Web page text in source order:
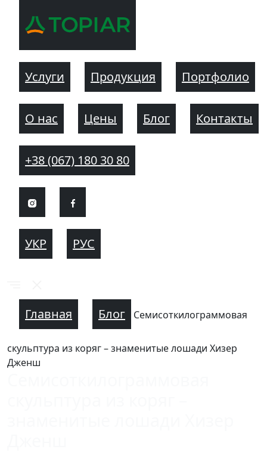
Услуги Продукция Портфолио
О нас Цены Блог Контакты
+38 (067) 180 30 80
УКР РУС
Главная Блог Семисоткилограммовая
скульптура из коряг – знаменитые лошади Хизер
Дженш